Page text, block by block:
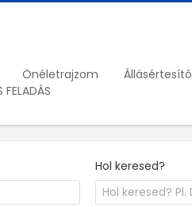
Önéletrajzom Állásértesítő
FELADÁS
Hol keresed?